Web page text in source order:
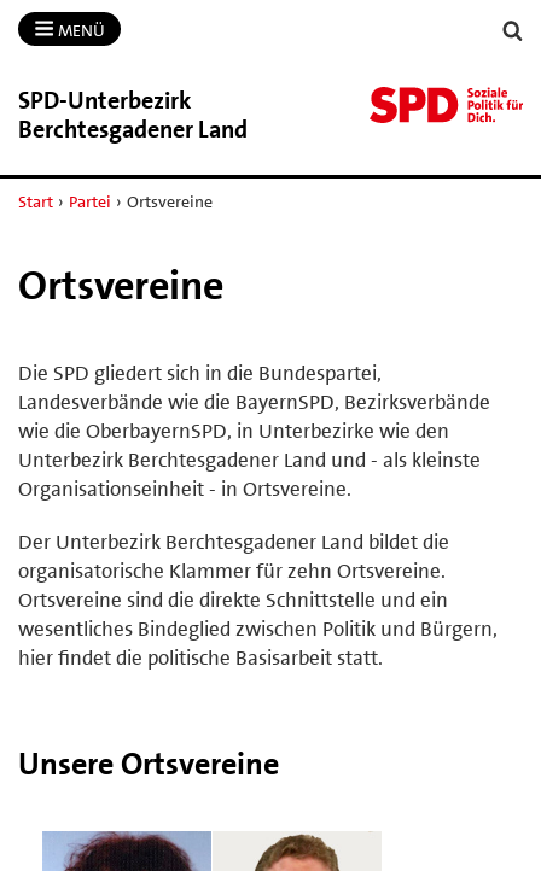
MENÜ
SPD-​Unterbezirk
Berchtesgadener Land
Start › Partei › Ortsvereine
Ortsvereine
Die SPD gliedert sich in die Bundespartei,
Landesverbände wie die BayernSPD, Bezirksverbände
wie die OberbayernSPD, in Unterbezirke wie den
Unterbezirk Berchtesgadener Land und - als kleinste
Organisationseinheit - in Ortsvereine.
Der Unterbezirk Berchtesgadener Land bildet die
organisatorische Klammer für zehn Ortsvereine.
Ortsvereine sind die direkte Schnittstelle und ein
wesentliches Bindeglied zwischen Politik und Bürgern,
hier findet die politische Basisarbeit statt.
Unsere Ortsvereine